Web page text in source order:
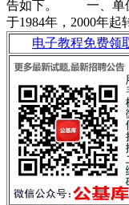
告如下。 一、单
于1984年，2000年
电子教程免费领